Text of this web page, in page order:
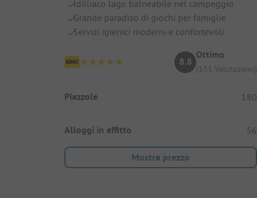
Idilliaco lago balneabile nel campeggio
Grande paradiso di giochi per famiglie
Servizi igienici moderni e confortevoli
8.8
Ottimo
(131 Valutazioni)
Piazzole 180
Alloggi in affitto 56
Mostra prezzo